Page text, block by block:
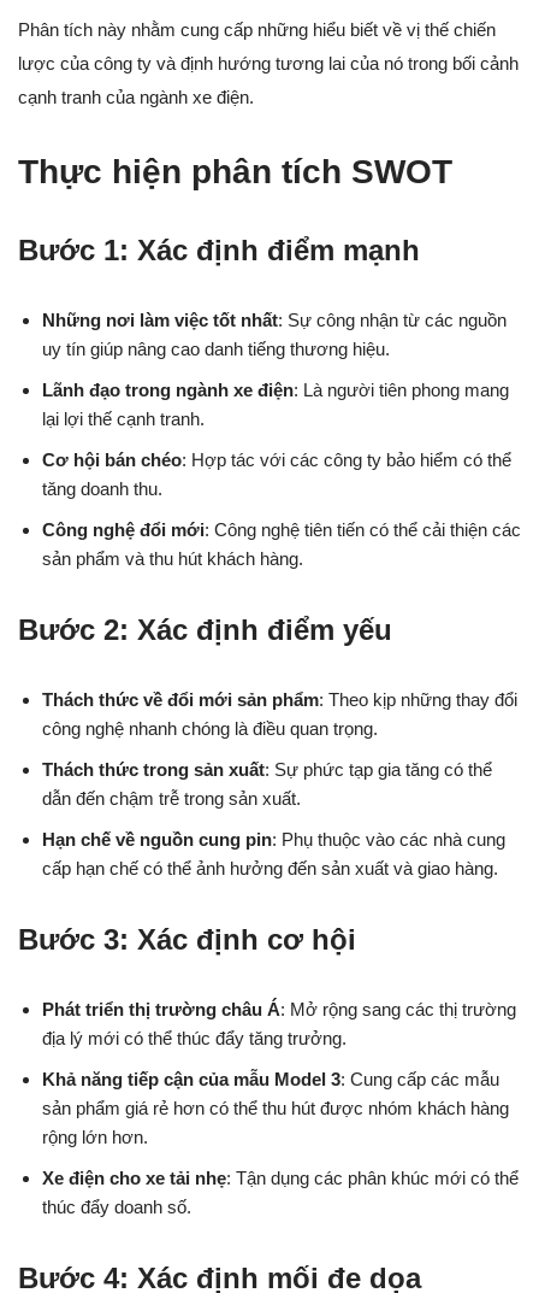
Phân tích này nhằm cung cấp những hiểu biết về vị thế chiến
lược của công ty và định hướng tương lai của nó trong bối cảnh
cạnh tranh của ngành xe điện.
Thực hiện phân tích SWOT
Bước 1: Xác định điểm mạnh
Những nơi làm việc tốt nhất: Sự công nhận từ các nguồn
uy tín giúp nâng cao danh tiếng thương hiệu.
Lãnh đạo trong ngành xe điện: Là người tiên phong mang
lại lợi thế cạnh tranh.
Cơ hội bán chéo: Hợp tác với các công ty bảo hiểm có thể
tăng doanh thu.
Công nghệ đổi mới: Công nghệ tiên tiến có thể cải thiện các
sản phẩm và thu hút khách hàng.
Bước 2: Xác định điểm yếu
Thách thức về đổi mới sản phẩm: Theo kịp những thay đổi
công nghệ nhanh chóng là điều quan trọng.
Thách thức trong sản xuất: Sự phức tạp gia tăng có thể
dẫn đến chậm trễ trong sản xuất.
Hạn chế về nguồn cung pin: Phụ thuộc vào các nhà cung
cấp hạn chế có thể ảnh hưởng đến sản xuất và giao hàng.
Bước 3: Xác định cơ hội
Phát triển thị trường châu Á: Mở rộng sang các thị trường
địa lý mới có thể thúc đẩy tăng trưởng.
Khả năng tiếp cận của mẫu Model 3: Cung cấp các mẫu
sản phẩm giá rẻ hơn có thể thu hút được nhóm khách hàng
rộng lớn hơn.
Xe điện cho xe tải nhẹ: Tận dụng các phân khúc mới có thể
thúc đẩy doanh số.
Bước 4: Xác định mối đe dọa